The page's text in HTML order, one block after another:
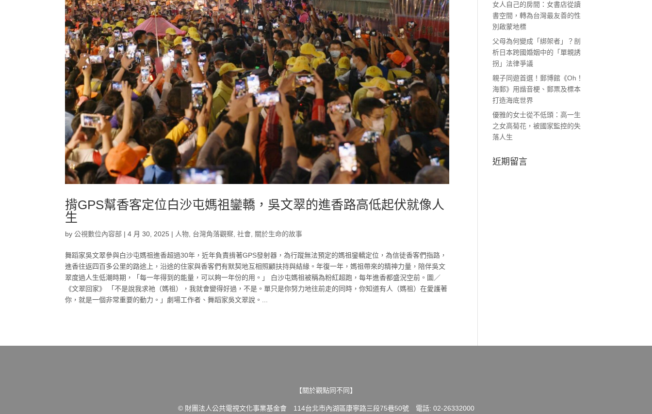
揹GPS幫香客定位白沙屯媽祖鑾轎，吳文翠的進香路高低起伏就像人
生
by公視數位內容部 |4 月 30, 2025 | 人物 台灣角落觀察 ,社會 關於生命的故事
舞蹈家吳文翠參與白沙屯媽祖進香超過30年，近年負責揹著GPS發射器，為行蹤無法預定的媽祖鑾轎定位，為信徒香客們指路，
進香往返四百多公里的路途上，沿途的住家與香客們有默契地互相照顧扶持與結緣。年復一年，媽祖帶來的精神力量，陪伴吳文
翠度過人生低潮時期，「每一年得到的能量，可以夠一年份的用。」 白沙屯媽祖被稱為粉紅超跑，每年進香都盛況空前。圖／
《文翠回家》 「不是說我求祂（媽祖），我就會變得好過，不是。單只是你努力地往前走的同時，你知道有人（媽祖）在愛護著
你，就是一個非常重要的動力。」劇場工作者、舞蹈家吳文翠說。...
女人自己的房間：女書店從讀
書空間，轉為台灣最友善的性
別啟蒙地標
父母為何變成「綁架者」？剖
析日本跨國婚姻中的「單親誘
拐」法律爭議
親子同遊首選！郵博館《Oh！
海郵》用諧音梗、郵票及標本
打造海底世界
優雅的女士從不低頭：高一生
之女高菊花，被國家監控的失
落人生
近期留言
【關於觀點同不同】
© 財團法人公共電視文化事業基金會 114台北市內湖區康寧路三段75巷50號 電話: 02-26332000